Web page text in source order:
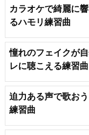
カラオケで綺麗に
るハモリ練習曲
憧れのフェイクが
レに聴こえる練習曲
迫力ある声で歌お
練習曲